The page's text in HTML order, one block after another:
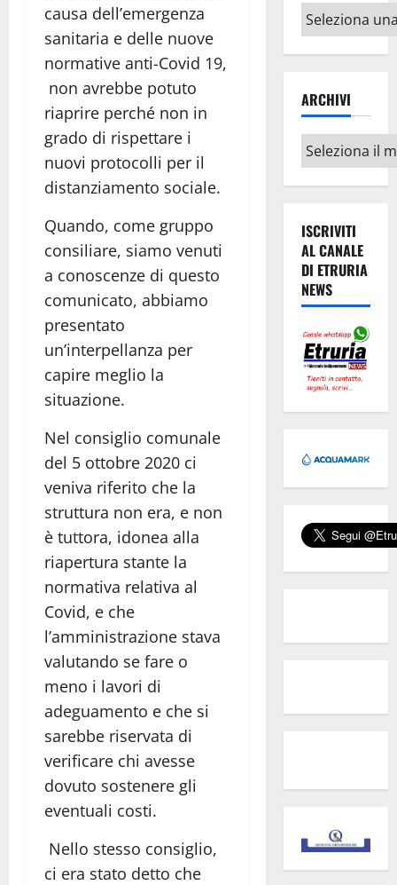
causa dell’emergenza
sanitaria e delle nuove
normative anti-Covid 19,
non avrebbe potuto
riaprire perché non in
grado di rispettare i
nuovi protocolli per il
distanziamento sociale.
Quando, come gruppo
consiliare, siamo venuti
a conoscenze di questo
comunicato, abbiamo
presentato
un’interpellanza per
capire meglio la
situazione.
Nel consiglio comunale
del 5 ottobre 2020 ci
veniva riferito che la
struttura non era, e non
è tuttora, idonea alla
riapertura stante la
normativa relativa al
Covid, e che
l’amministrazione stava
valutando se fare o
meno i lavori di
adeguamento e che si
sarebbe riservata di
verificare chi avesse
dovuto sostenere gli
eventuali costi.
Nello stesso consiglio,
ci era stato detto che
Altri
argomenti
ARCHIVI
Archivi
ISCRIVITI
AL CANALE
DI ETRURIA
NEWS